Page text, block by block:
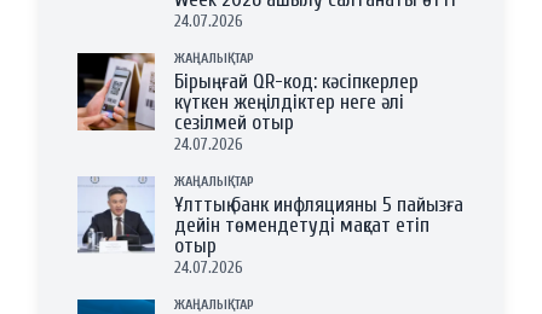
24.07.2026
ЖАҢАЛЫҚТАР
Бірыңғай QR-код: кәсіпкерлер
күткен жеңілдіктер неге әлі
сезілмей отыр
24.07.2026
ЖАҢАЛЫҚТАР
Ұлттық банк инфляцияны 5 пайызға
дейін төмендетуді мақсат етіп
отыр
24.07.2026
ЖАҢАЛЫҚТАР